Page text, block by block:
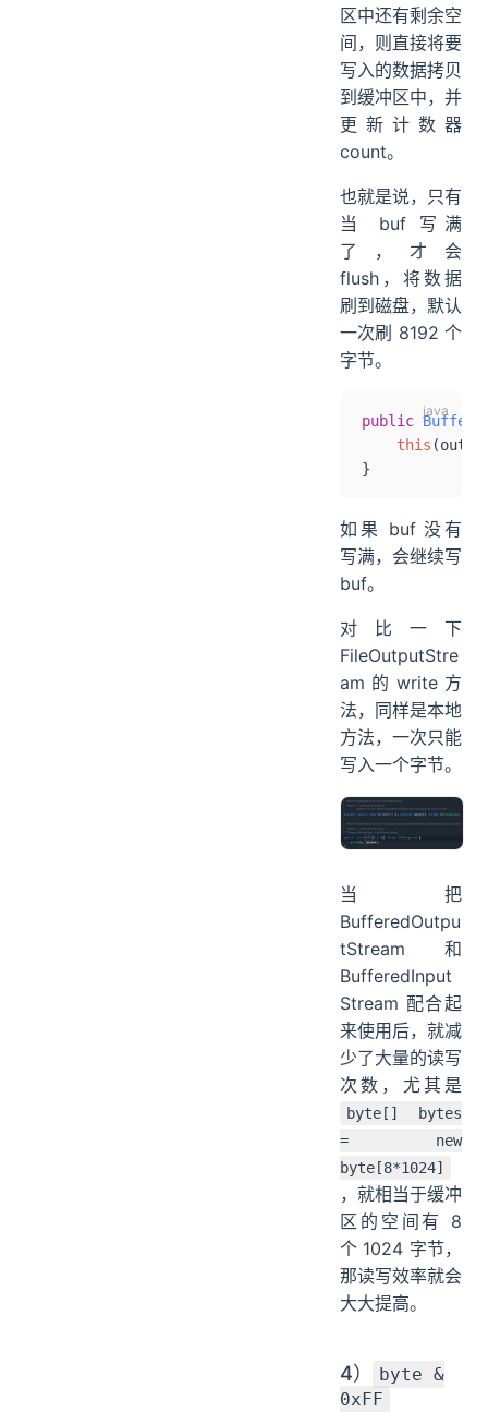
区中还有剩余空
间，则直接将要
写入的数据拷贝
到缓冲区中，并
更新计数器
count。
也就是说，只有
当 buf 写满
了，才会
flush，将数据
刷到磁盘，默认
一次刷 8192 个
字节。
public
    this
(out
}
如果 buf 没有
写满，会继续写
buf。
对比一下
FileOutputStre
am 的 write 方
法，同样是本地
方法，一次只能
写入一个字节。
当把
BufferedOutpu
tStream 和
BufferedInput
Stream 配合起
来使用后，就减
少了大量的读写
次数，尤其是
byte[] bytes
= new
byte[8*1024]
，就相当于缓冲
区的空间有 8
个 1024 字节，
那读写效率就会
大大提高。
4）
byte &
0xFF